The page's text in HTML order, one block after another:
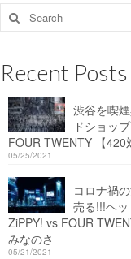
Search
for:
Recent Posts
渋谷を喫
ドショッ
FOUR TWENTY 【420
05/25/2021
コロナ禍
売る!!!ヘ
ZiPPY! vs FOUR
みなのさ
05/21/2021